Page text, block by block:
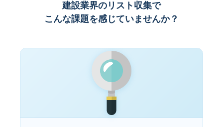
建設業界のリスト収集で
こんな課題を感じていませんか？